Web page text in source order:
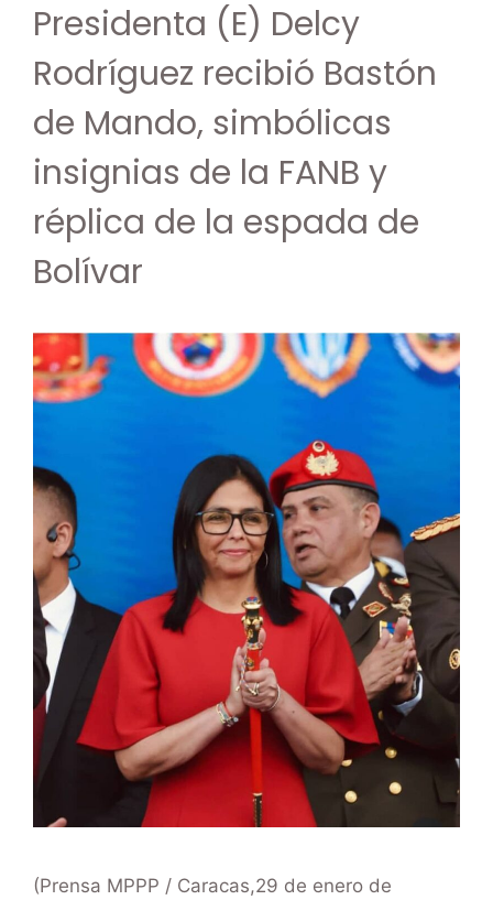
Presidenta (E) Delcy
Rodríguez recibió Bastón
de Mando, simbólicas
insignias de la FANB y
réplica de la espada de
Bolívar
(Prensa MPPP / Caracas,29 de enero de